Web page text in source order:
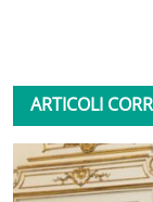
ARTICOLI